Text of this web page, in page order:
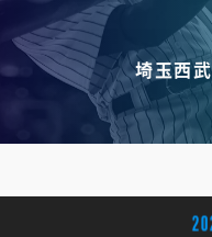
埼玉西